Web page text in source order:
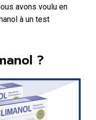
avons voulu en
à un test
?